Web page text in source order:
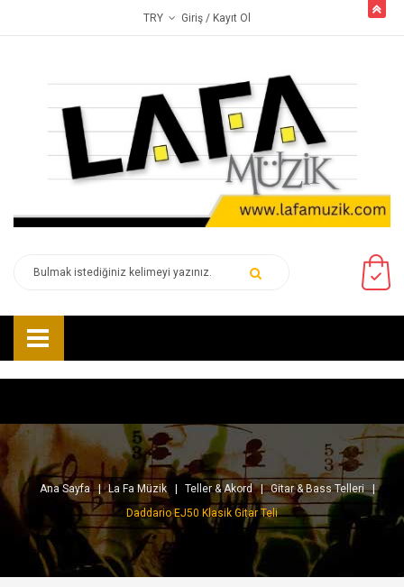
TRY Giriş / Kayıt Ol
Ana Sayfa La Fa Müzik Teller & Akord
Gitar & Bass Telleri
Daddario EJ50 Klasik Gitar Teli